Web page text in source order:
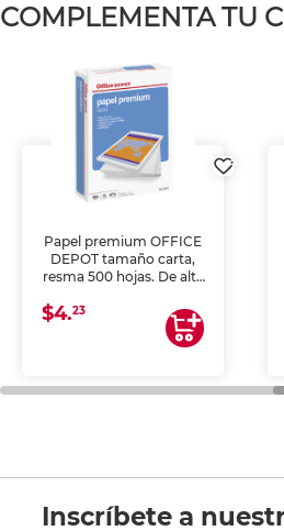
COMPLEMENTA TU
Papel premium OFFICE
DEPOT tamaño carta,
resma 500 hojas. De alta
uniforme, ideal para
impresoras de inyección
de tinta y láser,
general de oficina.
$4.23
Inscríbete a